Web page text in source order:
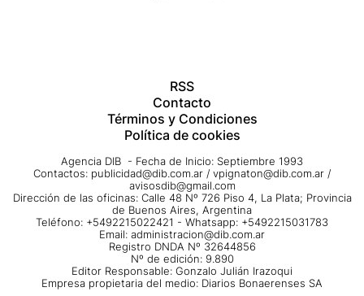
RSS
Contacto
Términos y Condiciones
Política de cookies
Agencia DIB - Fecha de Inicio: Septiembre 1993
Contactos: publicidad@dib.com.ar / vpignaton@dib.com.ar /
avisosdib@gmail.com
Dirección de las oficinas: Calle 48 Nº 726 Piso 4, La Plata; Provincia
de Buenos Aires, Argentina
Teléfono: +5492215022421 - Whatsapp: +5492215031783
Email: administracion@dib.com.ar
Registro DNDA Nº 32644856
Nº de edición: 9.890
Editor Responsable: Gonzalo Julián Irazoqui
Empresa propietaria del medio: Diarios Bonaerenses SA